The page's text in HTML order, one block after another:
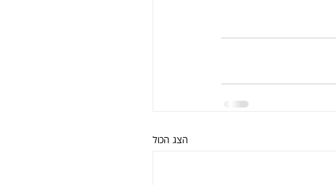
הצג הכול